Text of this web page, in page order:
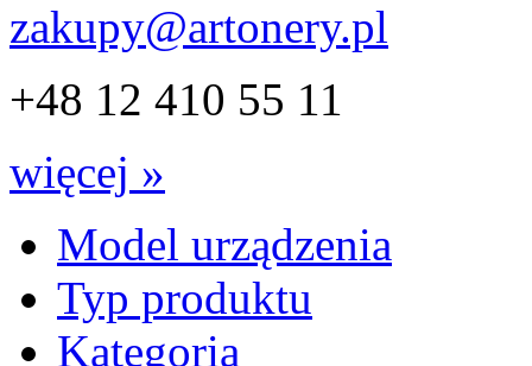
zakupy@artonery.pl
+48 12 410 55 11
więcej »
Model urządzenia
Typ produktu
Kategoria